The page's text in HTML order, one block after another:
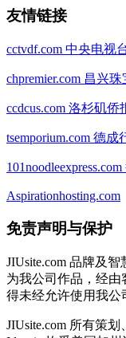
友情链接
cctvdf.com 中央电视
chpremier.com 昌兴珠
ccdcus.com 洛杉矶侨
tsemporium.com 德成
Aspirationhosting.com
免责声明与保护
JIUsite.com 品牌及
为我公司作品，经
得未经允许使用我公
JIUsite.com 所有策